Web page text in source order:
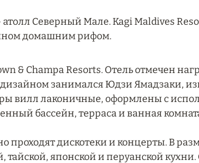
Северный Мале. Kagi Maldives
домашним рифом.
& Champa Resorts. Отель отмечен
занимался Юдзи Ямадзаки,
вилл лаконичные, оформлены с
бассейн, терраса и ванная
проходят дискотеки и концерты. В
тайской, японской и перуанской